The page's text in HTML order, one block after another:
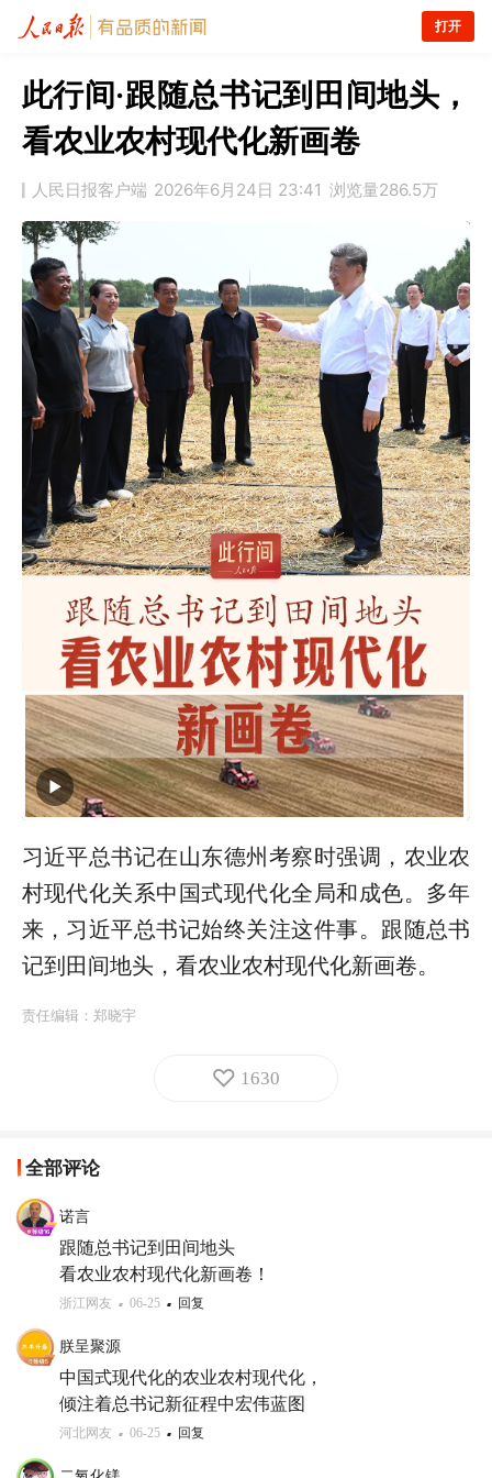
打开
此行间·跟随总书记到田间地头，
看农业农村现代化新画卷
人民日报客户端 2026年6月24日 23:41 浏览量286.5万
习近平总书记在山东德州考察时强调，农业农
村现代化关系中国式现代化全局和成色。多年
来，习近平总书记始终关注这件事。跟随总书
记到田间地头，看农业农村现代化新画卷。
责任编辑： 郑晓宇
1630
全部评论
诺言
跟随总书记到田间地头
看农业农村现代化新画卷！
浙江网友 06-25 回复
朕呈聚源
中国式现代化的农业农村现代化，
倾注着总书记新征程中宏伟蓝图
河北网友 06-25 回复